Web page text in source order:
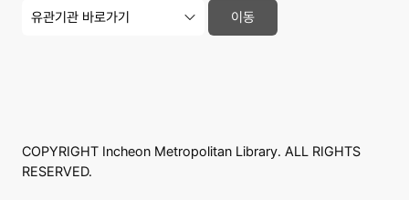
COPYRIGHT Incheon Metropolitan Library. ALL RIGHTS
RESERVED.
관
가
기
이동